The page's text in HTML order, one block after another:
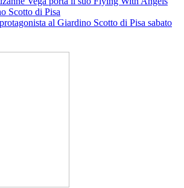
Scotto di Pisa
al Giardino Scotto di Pisa sabato